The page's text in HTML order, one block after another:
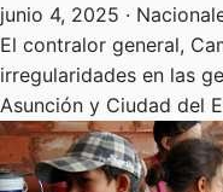
junio 4, 2025 ·
El contralor general,
irregularidades en las
Asunción y Ciudad del